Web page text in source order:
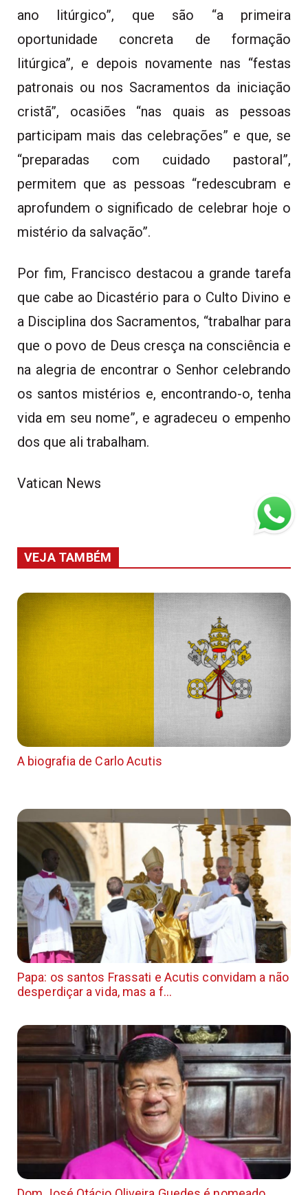
ano litúrgico”, que são “a primeira
oportunidade concreta de formação
litúrgica”, e depois novamente nas “festas
patronais ou nos Sacramentos da iniciação
cristã”, ocasiões “nas quais as pessoas
participam mais das celebrações” e que, se
“preparadas com cuidado pastoral”,
permitem que as pessoas “redescubram e
aprofundem o significado de celebrar hoje o
mistério da salvação”.
Por fim, Francisco destacou a grande tarefa
que cabe ao Dicastério para o Culto Divino e
a Disciplina dos Sacramentos, “trabalhar para
que o povo de Deus cresça na consciência e
na alegria de encontrar o Senhor celebrando
os santos mistérios e, encontrando-o, tenha
vida em seu nome”, e agradeceu o empenho
dos que ali trabalham.
Vatican News
VEJA TAMBÉM
A biografia de Carlo Acutis
Papa: os santos Frassati e Acutis convidam a não
desperdiçar a vida, mas a f...